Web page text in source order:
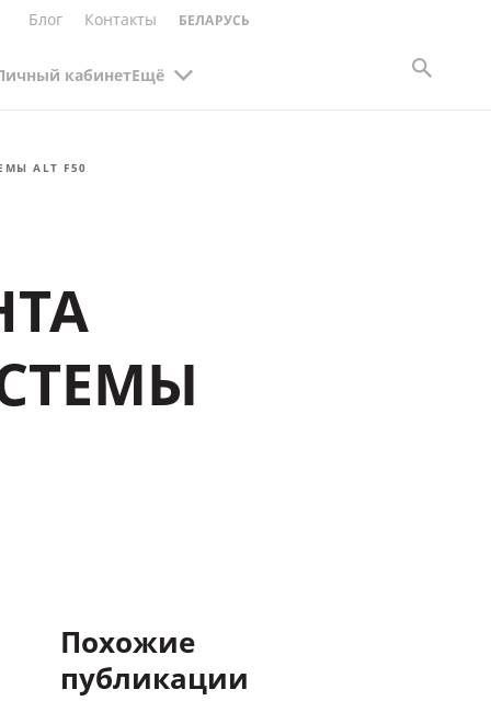
Блог Контакты БЕЛАРУСЬ
кабинетЕщё
ALT F50
Похожие
публикации